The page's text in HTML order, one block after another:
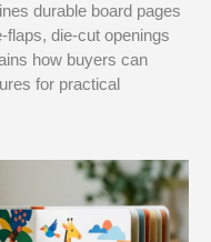
durable board pages
die-cut openings
how buyers can
for practical